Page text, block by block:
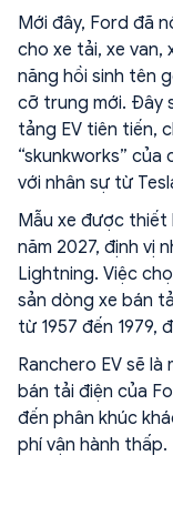
Mới đây, Ford đã
cho xe tải, xe van,
năng hồi sinh tên
cỡ trung mới. Đây
tảng EV tiên tiến,
“skunkworks” của
với nhân sự từ
Mẫu xe được thiết
năm 2027, định vị
Lightning. Việc
sản dòng xe bán
từ 1957 đến 1979,
Ranchero EV sẽ
bán tải điện của
đến phân khúc
phí vận hành thấp.